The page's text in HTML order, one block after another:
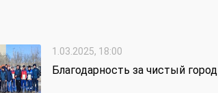
1.03.2025, 18:00
Благодарность за чистый город